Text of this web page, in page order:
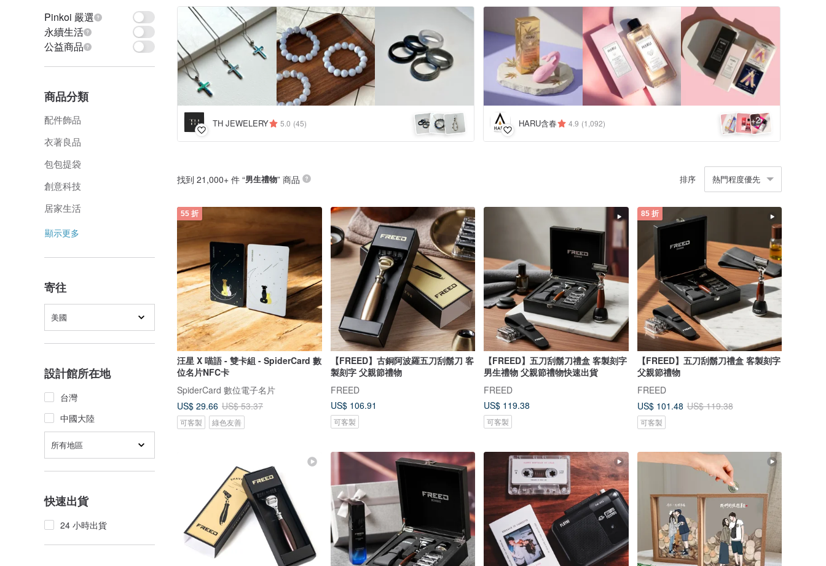
Pinkoi 嚴選
永續生活
公益商品
商品分類
配件飾品
衣著良品
包包提袋
創意科技
居家生活
顯示更多
寄往
美國
設計館所在地
台灣
中國大陸
所有地區
快速出貨
24 小時出貨
TH JEWELERY 5.0 (45) HARU含春 4.9 (1,092) +2
找到 21,000+ 件 “男生禮物” 商品 排序 熱門程度優先
55 折
汪星 X 喵語 - 雙卡組 - SpiderCard 數
位名片NFC卡
SpiderCard 數位電子名片
US$ 29.66 US$ 53.37
可客製 綠色友善
【FREED】古銅阿波羅五刀刮鬍刀 客
製刻字 父親節禮物
FREED
US$ 106.91
可客製
【FREED】五刀刮鬍刀禮盒 客製刻字
男生禮物 父親節禮物快速出貨
FREED
US$ 119.38
可客製
85 折
【FREED】五刀刮鬍刀禮盒 客製刻字
父親節禮物
FREED
US$ 101.48 US$ 119.38
可客製